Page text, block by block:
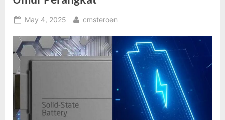
Posted
May 4, 2025 By
cmsteroen